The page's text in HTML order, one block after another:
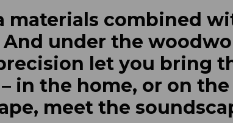
materials combined
And under the
let you bring
in the home, or on the
meet the